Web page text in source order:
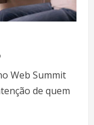
Web Summit
de quem